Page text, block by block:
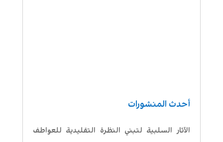
أحدث المنشورات
الآثار السلبية لتبني النظرة التقليدية للعواطف